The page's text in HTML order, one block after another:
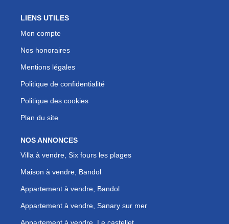
LIENS UTILES
Mon compte
Nos honoraires
Mentions légales
Politique de confidentialité
Politique des cookies
Plan du site
NOS ANNONCES
Villa à vendre, Six fours les plages
Maison à vendre, Bandol
Appartement à vendre, Bandol
Appartement à vendre, Sanary sur mer